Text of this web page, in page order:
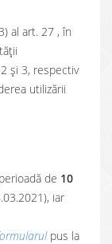
al art. 27 , în
și 3, respectiv
utilizării
de 10
iar
pus la